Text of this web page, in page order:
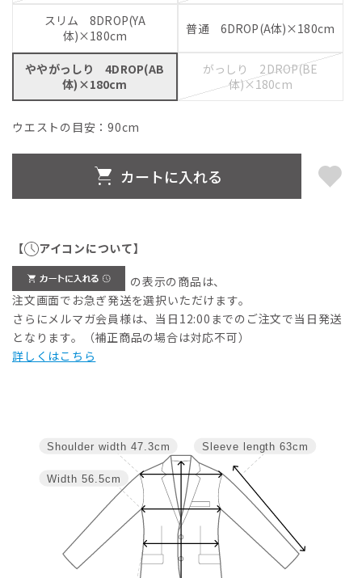
スリム 8DROP(YA
体)×180cm
普通 6DROP(A体)×180cm
ややがっしり 4DROP(AB
体)×180cm
がっしり 2DROP(BE
体)×180cm
ウエストの目安：90cm
カートに入れる
【 アイコンについて】
の表示の商品は、
注文画面でお急ぎ発送を選択いただけます。
さらにメルマガ会員様は、当日12:00までのご注文で当日発送
となります。（補正商品の場合は対応不可）
詳しくはこちら
Sleeve length 63cm
Width 56.5cm
Shoulder width 47.3cm